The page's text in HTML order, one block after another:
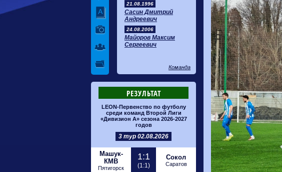
21.08.1996
Сасин Дмитрий
Андреевич
24.08.2006
Майоров Максим
Сергеевич
Команда
РЕЗУЛЬТАТ
LEON-Первенство по футболу
среди команд Второй Лиги
«Дивизион А» сезона 2026-2027
годов
3 тур 02.08.2026
Машук-
КМВ
Пятигорск
1:1
(1:1)
Сокол
Саратов